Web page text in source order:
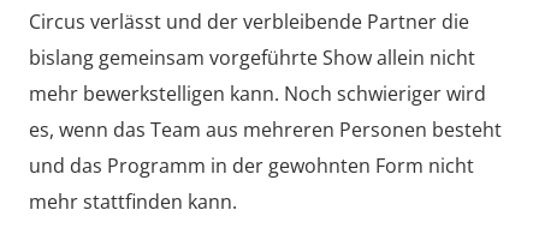
Circus verlässt und der verbleibende Partner die
bislang gemeinsam vorgeführte Show allein nicht
mehr bewerkstelligen kann. Noch schwieriger wird
es, wenn das Team aus mehreren Personen besteht
und das Programm in der gewohnten Form nicht
mehr stattfinden kann.